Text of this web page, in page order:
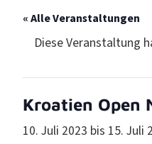
« Alle Veranstaltungen
Diese Veranstaltung
Kroatien Open
10. Juli 2023 bis 15. Juli